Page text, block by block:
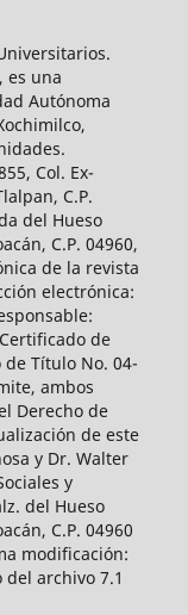
es una
Autónoma
Col. Ex-
C.P.
del Hueso
C.P. 04960,
de la revista
electrónica:
de
de Título No. 04-
ambos
Derecho de
de este
y Dr. Walter
y
del Hueso
C.P. 04960
modificación:
del archivo 7.1